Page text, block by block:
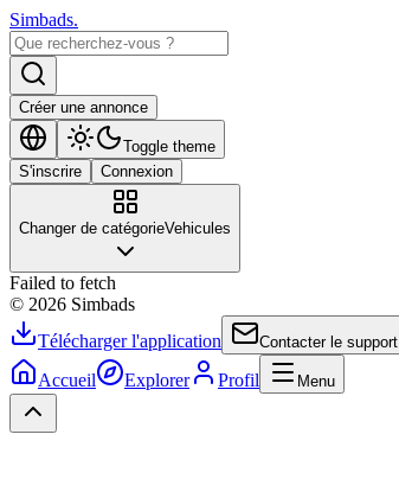
Simbads.
Créer une annonce
Toggle theme
S'inscrire
Connexion
Changer de catégorieVehicules
Failed to fetch
© 2026 Simbads
Télécharger l'application
Contacter le support
Accueil Explorer Profil Menu